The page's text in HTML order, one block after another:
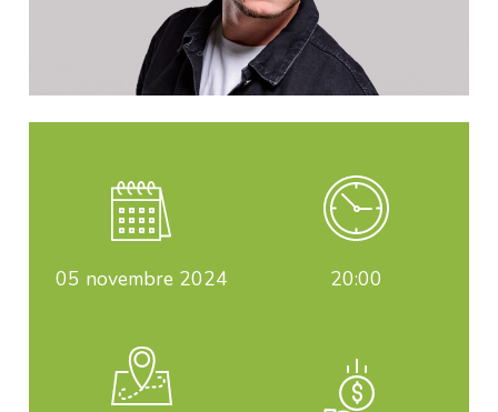
05 novembre 2024 20:00